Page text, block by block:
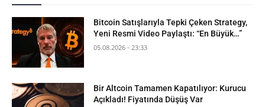
Bitcoin Satışlarıyla Tepki Çeken Strategy,
Yeni Resmi Video Paylaştı: “En Büyük…”
05.08.2026 - 23:33
Bir Altcoin Tamamen Kapatılıyor: Kurucu
Açıkladı! Fiyatında Düşüş Var